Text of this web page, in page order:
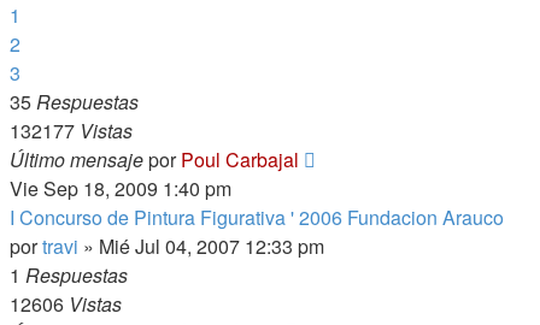
1
2
3
35Respuestas
132177 Vistas
Último mensajeporPoul Carbajal
Vie Sep 18, 2009 1:40 pm
I Concurso de Pintura Figurativa ' 2006 Fundacion Arauco
portravi » Mié Jul 04, 2007 12:33 pm
1 Respuestas
12606 Vistas